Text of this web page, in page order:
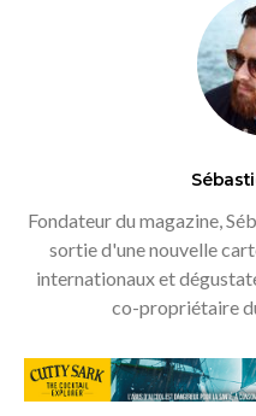
Fondateur du magazine,
sortie d'une nouvelle
internationaux et
co-propriétaire